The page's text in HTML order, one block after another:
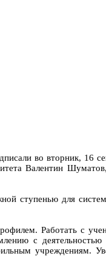
во вторник, 16
Валентин
ступенью для
Работать с
с
учреждениям.